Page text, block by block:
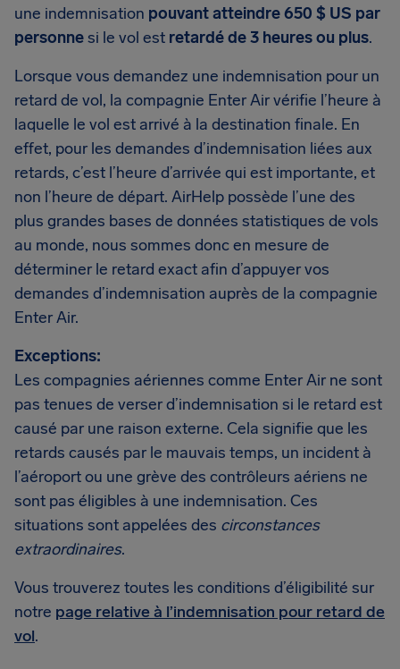
une indemnisation pouvant atteindre 650 $ US par
personnesi le vol est retardé de 3 heures ou plus.
Lorsque vous demandez une indemnisation pour un
retard de vol, la compagnie Enter Air vérifie l’heure à
laquelle le vol est arrivé à la destination finale. En
effet, pour les demandes d’indemnisation liées aux
retards, c’est l’heure d’arrivée qui est importante, et
non l’heure de départ. AirHelp possède l’une des
plus grandes bases de données statistiques de vols
au monde, nous sommes donc en mesure de
déterminer le retard exact afin d’appuyer vos
demandes d’indemnisation auprès de la compagnie
Enter Air.
Exceptions:
Les compagnies aériennes comme Enter Air ne sont
pas tenues de verser d’indemnisation si le retard est
causé par une raison externe. Cela signifie que les
retards causés par le mauvais temps, un incident à
l’aéroport ou une grève des contrôleurs aériens ne
sont pas éligibles à une indemnisation. Ces
situations sont appelées des circonstances
extraordinaires.
Vous trouverez toutes les conditions d’éligibilité sur
notre page relative à l’indemnisation pour retard de
vol.